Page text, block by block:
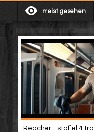
meist gesehen
Reacher - staffel 4